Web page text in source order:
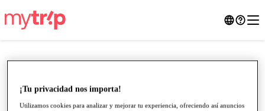
¡Tu privacidad nos importa!
Utilizamos cookies para analizar y mejorar tu experiencia, ofreciendo así anuncios